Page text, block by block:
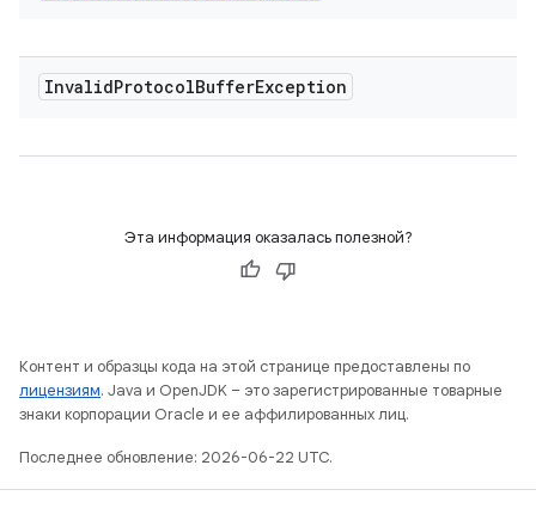
InvalidProtocolBufferException
Эта информация оказалась полезной?
Контент и образцы кода на этой странице предоставлены по
лицензиям. Java и OpenJDK – это зарегистрированные товарные
знаки корпорации Oracle и ее аффилированных лиц.
Последнее обновление: 2026-06-22 UTC.